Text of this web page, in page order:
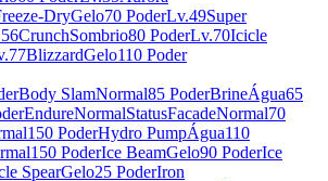
DryGelo70 PoderLv.49Super
CrunchSombrio80 PoderLv.70Icicle
BlizzardGelo110 Poder
Body SlamNormal85 PoderBrineÁgua65
EndureNormalStatusFacadeNormal70
150 PoderHydro PumpÁgua110
150 PoderIce BeamGelo90 PoderIce
SpearGelo25 PoderIron